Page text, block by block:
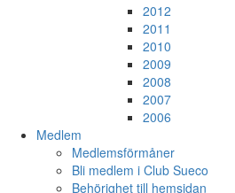
2012
2011
2010
2009
2008
2007
2006
Medlem
Medlemsförmåner
Bli medlem i Club Sueco
Behörighet till hemsidan